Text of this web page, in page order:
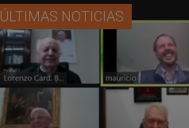
ÚLTIMAS NOTICIAS